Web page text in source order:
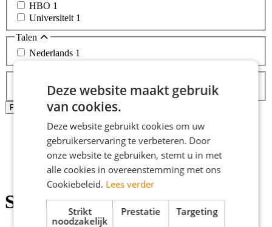
HBO 1
Universiteit 1
Talen
Nederlands 1
Topjob
Filters Toepassen Alle filters wissen
Home
Sneek
Stages Sneek
Deze website maakt gebruik
van cookies.
Deze website gebruikt cookies om uw
gebruikerservaring te verbeteren. Door
onze website te gebruiken, stemt u in met
alle cookies in overeenstemming met ons
Cookiebeleid. Lees verder
Strikt
noodzakelijk
Prestatie Targeting